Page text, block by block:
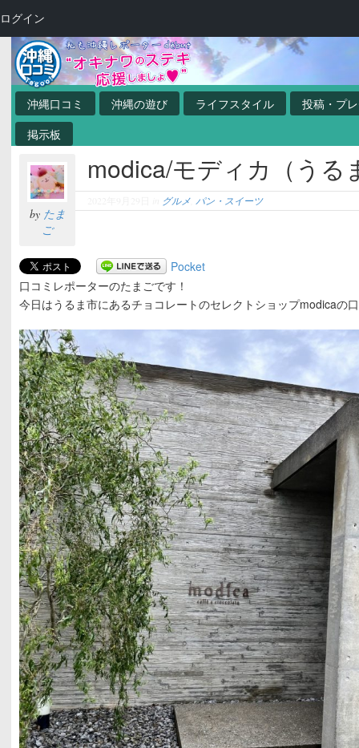
沖縄口コミ 沖縄の遊び ライフスタイル
投稿・プ
掲示板
by たま
ご
modica/モディカ（うる
グルメ パン・スイーツ
Pocket
口コミレポーターのたまごです！
今日はうるま市にあるチョコレートのセレクトショップmodicaの
ログイン